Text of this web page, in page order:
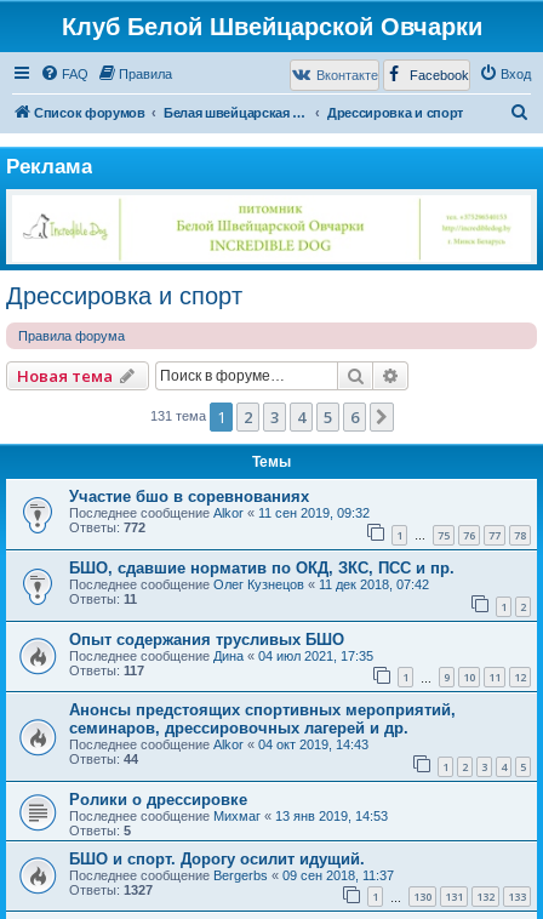
Клуб Белой Швейцарской Овчарки
FAQ Правила Вход
Вконтакте Facebook
Список форумов Белая швейцарская овчарка Дрессировка и спорт
Реклама
Дрессировка и спорт
Правила форума
Новая тема Поиск
131 тема 1 2 3 4 5 6
Темы
Участие бшо в соревнованиях
Последнее сообщение Alkor « 11 сен 2019, 09:32
Ответы: 772 1 … 75 76 77 78
БШО, сдавшие норматив по ОКД, ЗКС, ПСС и пр.
Последнее сообщение Олег Кузнецов « 11 дек 2018, 07:42
Ответы: 11 1 2
Опыт содержания трусливых БШО
Последнее сообщение Дина « 04 июл 2021, 17:35
Ответы: 117 1 9 10 11 12
Анонсы предстоящих спортивных мероприятий,
семинаров, дрессировочных лагерей и др.
Последнее сообщение Alkor « 04 окт 2019, 14:43
Ответы: 44 1 2 3 4 5
Ролики о дрессировке
Последнее сообщение Михмаг « 13 янв 2019, 14:53
Ответы: 5
БШО и спорт. Дорогу осилит идущий.
Последнее сообщение Bergerbs « 09 сен 2018, 11:37
Ответы: 1327 1 130 131 132 133